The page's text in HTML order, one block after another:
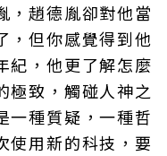
，趙德胤卻對他當
，但你感覺得到他
紀，他更了解怎麼
極致，觸碰人神之
一種質疑，一種哲
使用新的科技，要